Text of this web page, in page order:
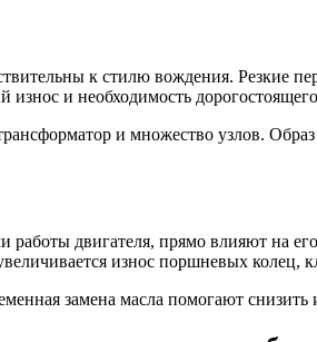
к стилю вождения. Резкие
и необходимость
и множество узлов.
двигателя, прямо влияют на
износ поршневых колец,
замена масла помогают